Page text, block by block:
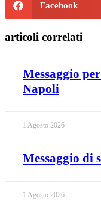
Facebook
articoli correlati
Messaggio
Napoli
1 Agosto 2026
Messaggio di
1 Agosto 2026